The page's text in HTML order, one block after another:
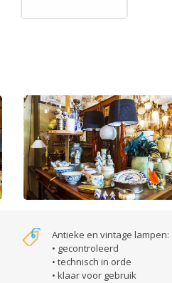
Antieke en vintage lampen:
• gecontroleerd
• technisch in orde
• klaar voor gebruik